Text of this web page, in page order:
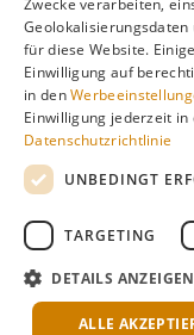
Gefällt dir
uns
Recherche &
Zwecke verarbeiten,
für diese Website.
Einwilligung auf
in den
Einwilligung jederzeit
Datenschutzrichtlinie
UNBEDINGT
TARGETING
DETAILS ANZEIGEN
ALLE